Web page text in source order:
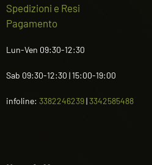
Spedizioni e Resi
Pagamento
Lun-Ven 09:30-12:30
Sab 09:30-12:30 | 15:00-19:00
infoline: 3382246239|3342585488